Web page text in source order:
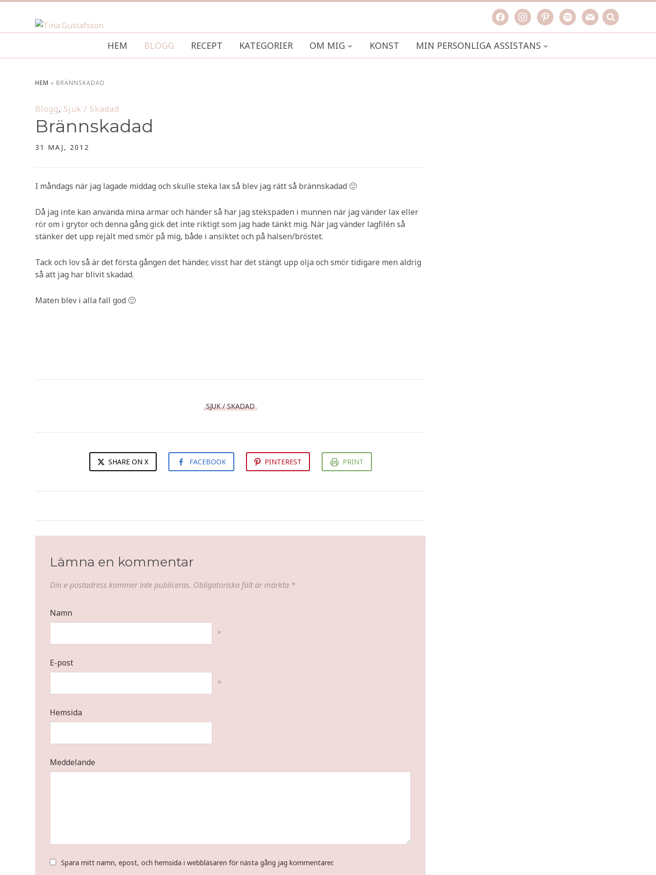
facebookinstagrampinterestspotifymail search
HEM BLOGG RECEPT KATEGORIER OM MIG KONST MIN PERSONLIGA ASSISTANS
HEM » BRÄNNSKADAD
Blogg, Sjuk / Skadad
Brännskadad
31 MAJ, 2012
I måndags när jag lagade middag och skulle steka lax så blev jag rätt så brännskadad 🙁
Då jag inte kan använda mina armar och händer så har jag stekspaden i munnen när jag vänder lax eller
rör om i grytor och denna gång gick det inte riktigt som jag hade tänkt mig. När jag vänder lagfilén så
stänker det upp rejält med smör på mig, både i ansiktet och på halsen/bröstet.
Tack och lov så är det första gången det händer, visst har det stängt upp olja och smör tidigare men aldrig
så att jag har blivit skadad.
Maten blev i alla fall god 🙂
SJUK / SKADAD
SHARE ON X FACEBOOK PINTEREST PRINT
Lämna en kommentar
Din e-postadress kommer inte publiceras. Obligatoriska fält är märkta *
Namn
*
E-post
*
Hemsida
Meddelande
Spara mitt namn, epost, och hemsida i webbläsaren för nästa gång jag kommentarer.